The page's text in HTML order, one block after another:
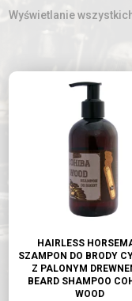
Wyświetlanie
HAIRLESS
SZAMPON DO BRODY
Z PALONYM
BEARD SHAMPOO
WOOD